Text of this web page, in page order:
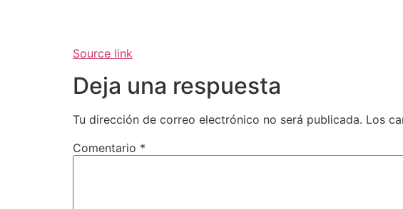
Source link
Deja una respuesta
Tu dirección de correo electrónico no será publicada. Los
Comentario *